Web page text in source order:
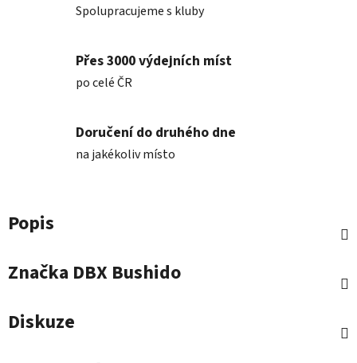
Spolupracujeme s kluby
Přes 3000 výdejních míst
po celé ČR
Doručení do druhého dne
na jakékoliv místo
Popis
Značka DBX Bushido
Diskuze